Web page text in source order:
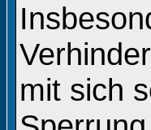
mit sich